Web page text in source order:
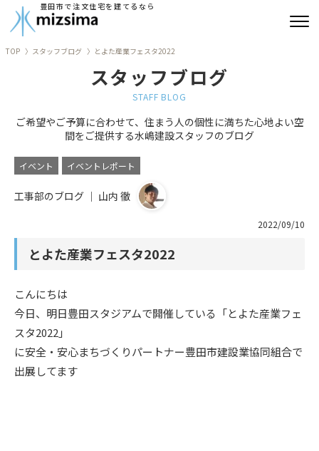
豊田市で注文住宅を建てるなら
リフォーム
古民家再生
建築実績
ニュース
TOP スタッフブログ とよた産業フェスタ2022
スタッフブログ
STAFF BLOG
ご希望やご予算に合わせて、住まう人の個性に満ちた心地よい空
間をご提供する水嶋建設スタッフのブログ
イベント イベントレポート
工事部のブログ ｜ 山内 徹
2022/09/10
とよた産業フェスタ2022
こんにちは
今日、明日豊田スタジアムで開催している「とよた産業フェ
スタ2022」
に安全・安心まちづくりパートナー豊田市建設業協同組合で
出展してます